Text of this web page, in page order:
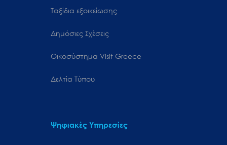
Ταξίδια εξοικείωσης
Δημόσιες Σχέσεις
Oικοσύστημα Visit Greece
Δελτία Τύπου
Ψηφιακές Υπηρεσίες